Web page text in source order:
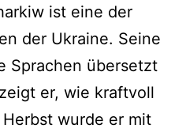
ist eine der
der Ukraine. Seine
Sprachen übersetzt
er, wie kraftvoll
wurde er mit